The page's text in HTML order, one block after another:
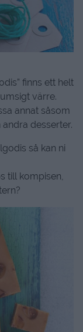
finns ett helt
värre.
annat såsom
desserter.
så kan ni
till kompisen,